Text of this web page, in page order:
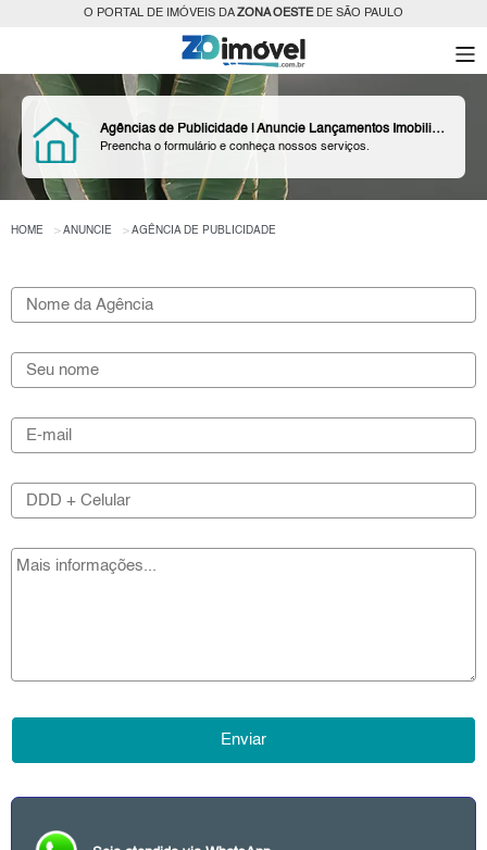
O PORTAL DE IMÓVEIS DAZONA OESTEDE SÃO PAULO
Agências de Publicidade | Anuncie Lançamentos Imobiliários
Preencha o formulário e conheça nossos serviços.
HOME ANUNCIE AGÊNCIA DE PUBLICIDADE